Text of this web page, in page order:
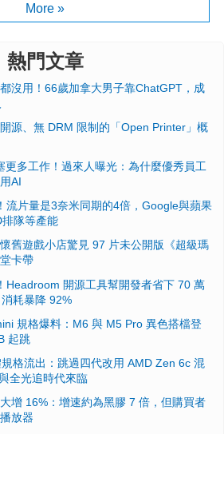
More »
熱門文章
沒用！66歲加拿大男子靠ChatGPT，成
源、無 DRM 限制的「Open Printer」概
更多工作！過來人曝光：為什麼優秀員工
AI
流片量是3奈米同期的4倍，Google與蘋果
隊等產能
舊遊戲小店驚見 97 片未公開版《超級瑪
卡帶
Headroom 開源工具幫開發者省下 70 萬
耗暴降 92%
規格爆料：M6 與 M5 Pro 異色搭檔登
起跳
格流出：跳過四代改用 AMD Zen 6c 混
全光追時代來臨
增 16%：增速約為黑膠 7 倍，但購買者
放器